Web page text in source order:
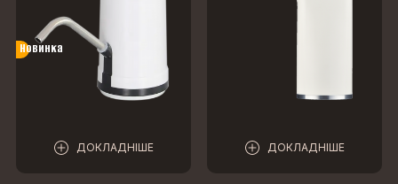
Новинка
ДОКЛАДНІШЕ ДОКЛАДНІШЕ